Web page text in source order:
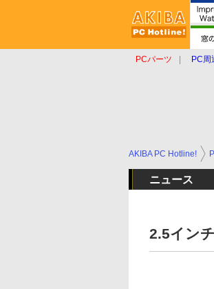
PCパーツ PC周
AKIBA PC Hotline!
ニュース
2.5イン